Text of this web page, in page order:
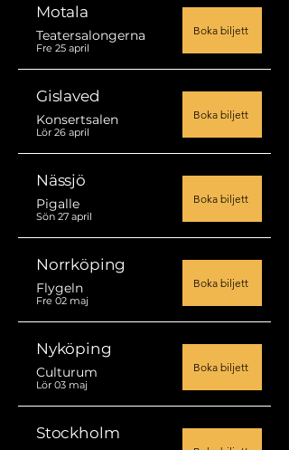
Motala
Teatersalongerna
Fre 25 april
Boka biljett
Gislaved
Konsertsalen
Lör 26 april
Boka biljett
Nässjö
Pigalle
Sön 27 april
Boka biljett
Norrköping
Flygeln
Fre 02 maj
Boka biljett
Nyköping
Culturum
Lör 03 maj
Boka biljett
Stockholm